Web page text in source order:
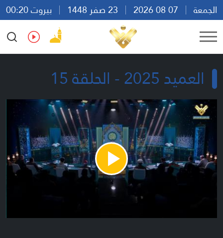
الجمعة
بيروت 00:20
Ar
En Fr Es
العميد 2025 - الحلقة 15
Play
Video